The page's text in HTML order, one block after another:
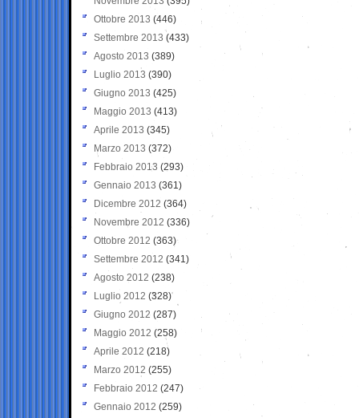
Ottobre 2013 (446)
Settembre 2013 (433)
Agosto 2013 (389)
Luglio 2013 (390)
Giugno 2013 (425)
Maggio 2013 (413)
Aprile 2013 (345)
Marzo 2013 (372)
Febbraio 2013 (293)
Gennaio 2013 (361)
Dicembre 2012 (364)
Novembre 2012 (336)
Ottobre 2012 (363)
Settembre 2012 (341)
Agosto 2012 (238)
Luglio 2012 (328)
Giugno 2012 (287)
Maggio 2012 (258)
Aprile 2012 (218)
Marzo 2012 (255)
Febbraio 2012 (247)
Gennaio 2012 (259)